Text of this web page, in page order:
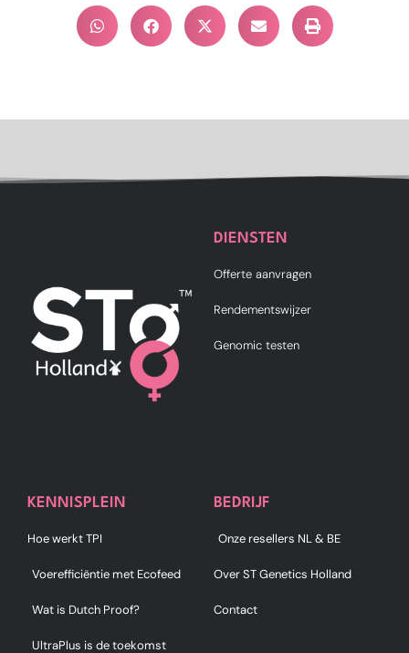
DIENSTEN
Offerte aanvragen
Rendementswijzer
Genomic testen
KENNISPLEIN
Hoe werkt TPI
Voerefficiëntie met Ecofeed
Wat is Dutch Proof?
UltraPlus is de toekomst
BEDRIJF
Onze resellers NL & BE
Over ST Genetics Holland
Contact